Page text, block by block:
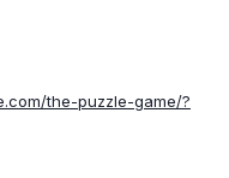
the-puzzle-game/?